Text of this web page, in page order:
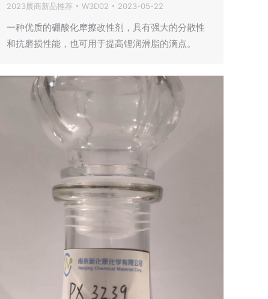
2023展商新品推荐 W3D02 2023-05-22
一种优质的硼酸化摩擦改性剂，具有强大的分散性
和抗磨损性能，也可用于提高锂润滑脂的滴点。